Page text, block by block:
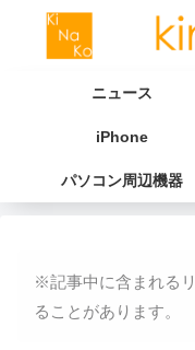
ニュース
iPhone
パソコン周辺機器
※記事中に含まれる
ることがあります。